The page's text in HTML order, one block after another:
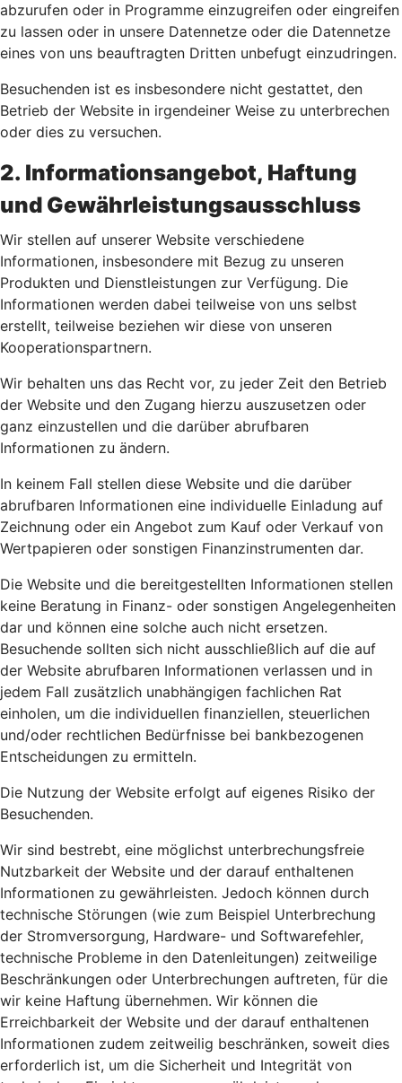
abzurufen oder in Programme einzugreifen oder eingreifen
zu lassen oder in unsere Datennetze oder die Datennetze
eines von uns beauftragten Dritten unbefugt einzudringen.
Besuchenden ist es insbesondere nicht gestattet, den
Betrieb der Website in irgendeiner Weise zu unterbrechen
oder dies zu versuchen.
2. Informationsangebot, Haftung
und Gewährleistungsausschluss
Wir stellen auf unserer Website verschiedene
Informationen, insbesondere mit Bezug zu unseren
Produkten und Dienstleistungen zur Verfügung. Die
Informationen werden dabei teilweise von uns selbst
erstellt, teilweise beziehen wir diese von unseren
Kooperationspartnern.
Wir behalten uns das Recht vor, zu jeder Zeit den Betrieb
der Website und den Zugang hierzu auszusetzen oder
ganz einzustellen und die darüber abrufbaren
Informationen zu ändern.
In keinem Fall stellen diese Website und die darüber
abrufbaren Informationen eine individuelle Einladung auf
Zeichnung oder ein Angebot zum Kauf oder Verkauf von
Wertpapieren oder sonstigen Finanzinstrumenten dar.
Die Website und die bereitgestellten Informationen stellen
keine Beratung in Finanz- oder sonstigen Angelegenheiten
dar und können eine solche auch nicht ersetzen.
Besuchende sollten sich nicht ausschließlich auf die auf
der Website abrufbaren Informationen verlassen und in
jedem Fall zusätzlich unabhängigen fachlichen Rat
einholen, um die individuellen finanziellen, steuerlichen
und/oder rechtlichen Bedürfnisse bei bankbezogenen
Entscheidungen zu ermitteln.
Die Nutzung der Website erfolgt auf eigenes Risiko der
Besuchenden.
Wir sind bestrebt, eine möglichst unterbrechungsfreie
Nutzbarkeit der Website und der darauf enthaltenen
Informationen zu gewährleisten. Jedoch können durch
technische Störungen (wie zum Beispiel Unterbrechung
der Stromversorgung, Hardware- und Softwarefehler,
technische Probleme in den Datenleitungen) zeitweilige
Beschränkungen oder Unterbrechungen auftreten, für die
wir keine Haftung übernehmen. Wir können die
Erreichbarkeit der Website und der darauf enthaltenen
Informationen zudem zeitweilig beschränken, soweit dies
erforderlich ist, um die Sicherheit und Integrität von